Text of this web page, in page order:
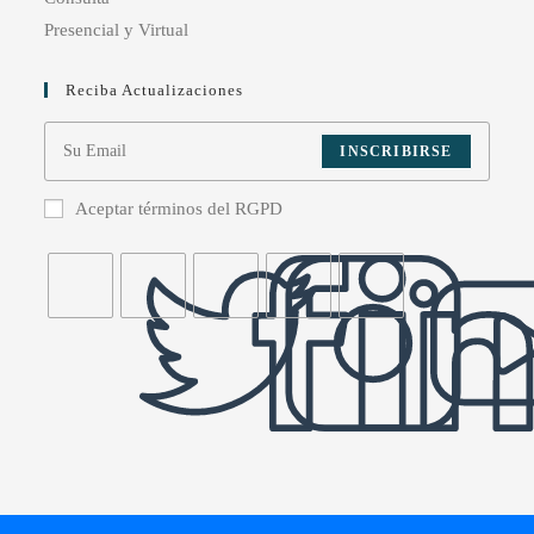
Presencial y Virtual
Reciba Actualizaciones
INSCRIBIRSE
Aceptar términos del RGPD